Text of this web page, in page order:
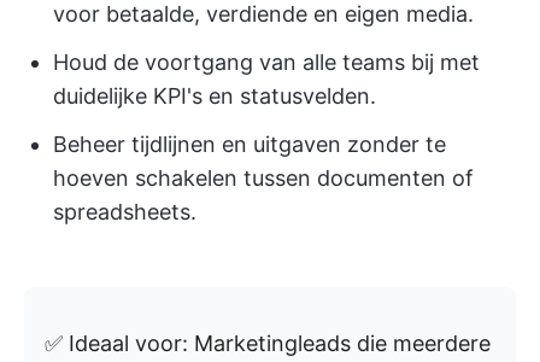
voor betaalde, verdiende en eigen media.
Houd de voortgang van alle teams bij met
duidelijke KPI's en statusvelden.
Beheer tijdlijnen en uitgaven zonder te
hoeven schakelen tussen documenten of
spreadsheets.
✅ Ideaal voor: Marketingleads die meerdere